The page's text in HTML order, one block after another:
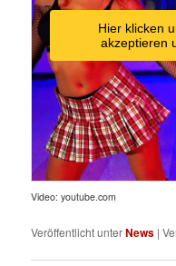
Hier klicken
akzeptieren
Video: youtube.com
Veröffentlicht unterNews |